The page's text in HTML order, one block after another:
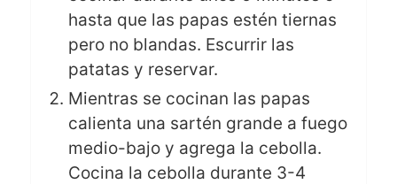
hasta que las papas estén tiernas
pero no blandas. Escurrir las
patatas y reservar.
Mientras se cocinan las papas
calienta una sartén grande a fuego
medio-bajo y agrega la cebolla.
Cocina la cebolla durante 3-4